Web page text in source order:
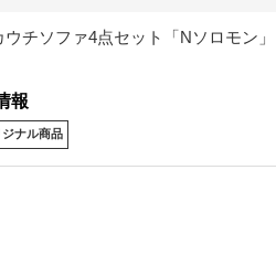
チソファ4点セット「Nソロモン
報
ナル商品